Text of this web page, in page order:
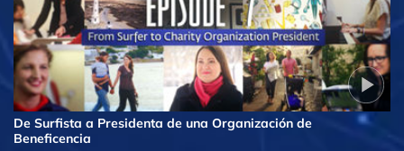
De Surfista a Presidenta de una Organización de
Beneficencia